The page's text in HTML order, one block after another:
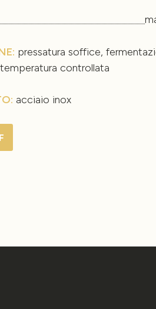
pressatura soffice,
controllata
acciaio inox